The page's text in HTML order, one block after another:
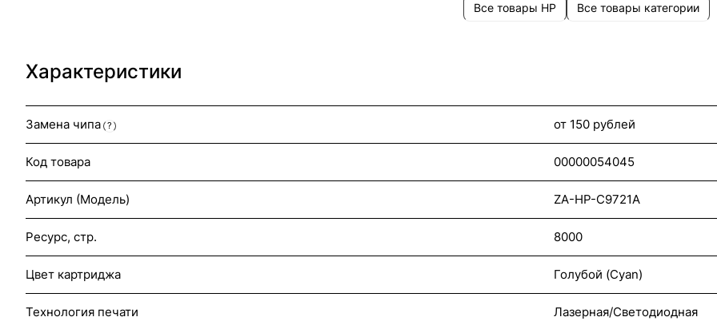
Все товары HP Все товары категории
Характеристики
Замена чипа ? от 150 рублей
Код товара 00000054045
Артикул (Модель) ZA-HP-C9721A
Ресурс, стр. 8000
Цвет картриджа Голубой (Cyan)
Технология печати Лазерная/Светодиодная